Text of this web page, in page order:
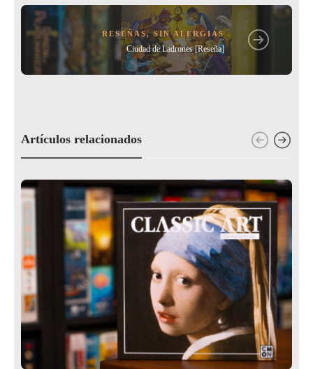
RESEÑAS,SIN ALERGIAS
Ciudad de Ladrones [Reseña]
Artículos relacionados